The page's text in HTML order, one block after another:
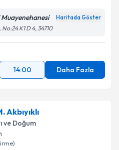
Haritada Göster
K1 D 4, 34710
14:00 Daha Fazla
Akbıyıklı
ve Doğum